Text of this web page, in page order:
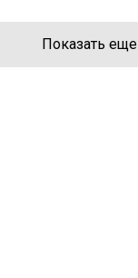
Показать